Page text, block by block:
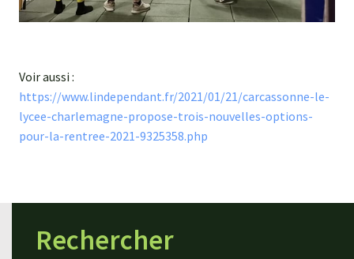
Voir aussi :
https://www.lindependant.fr/2021/01/21/carcassonne-le-
lycee-charlemagne-propose-trois-nouvelles-options-
pour-la-rentree-2021-9325358.php
Rechercher